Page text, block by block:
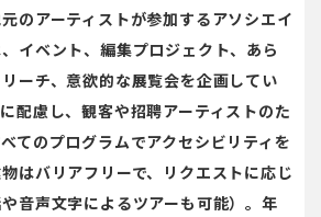
のアーティストが参加するアソシエイ
イベント、編集プロジェクト、あら
ーチ、意欲的な展覧会を企画してい
配慮し、観客や招聘アーティストのた
てのプログラムでアクセシビリティを
はバリアフリーで、リクエストに応じ
音声文字によるツアーも可能）。年